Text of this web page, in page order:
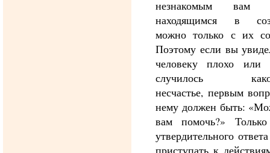
незнакомым вам
находящимся в
можно только с их
Поэтому если вы
человеку плохо
случилось
несчастье, первым
нему должен быть:
вам помочь?»
утвердительного
приступать к